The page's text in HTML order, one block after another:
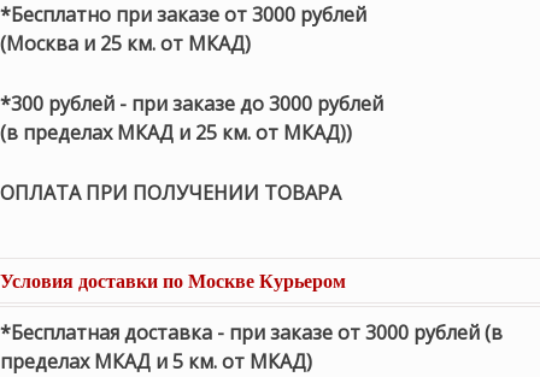
*Бесплатно при заказе от 3000 рублей
(Москва и 25 км. от МКАД)
*300 рублей - при заказе до 3000 рублей
(в пределах МКАД и 25 км. от МКАД))
ОПЛАТА ПРИ ПОЛУЧЕНИИ ТОВАРА
Условия доставки по Москве Курьером
*Бесплатная доставка - при заказе от 3000 рублей (в
пределах МКАД и 5 км. от МКАД)